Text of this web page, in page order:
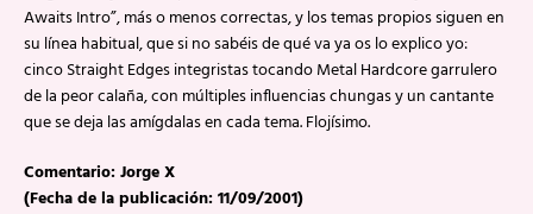
Awaits Intro”, más o menos correctas, y los temas propios siguen en
su línea habitual, que si no sabéis de qué va ya os lo explico yo:
cinco Straight Edges integristas tocando Metal Hardcore garrulero
de la peor calaña, con múltiples influencias chungas y un cantante
que se deja las amígdalas en cada tema. Flojísimo.
Comentario: Jorge X
(Fecha de la publicación: 11/09/2001)